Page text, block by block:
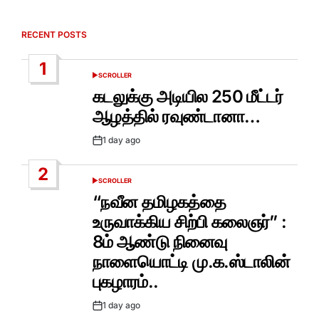
RECENT POSTS
1
POSTED
SCROLLER
கடலுக்கு அடியில 250 மீட்டர்
ஆழத்தில் ரவுண்டானா…
Post1 day ago
2
POSTED
SCROLLER
“நவீன தமிழகத்தை
உருவாக்கிய சிற்பி கலைஞர்” :
8ம் ஆண்டு நினைவு
நாளையொட்டி மு.க.ஸ்டாலின்
புகழாரம்..
Post1 day ago